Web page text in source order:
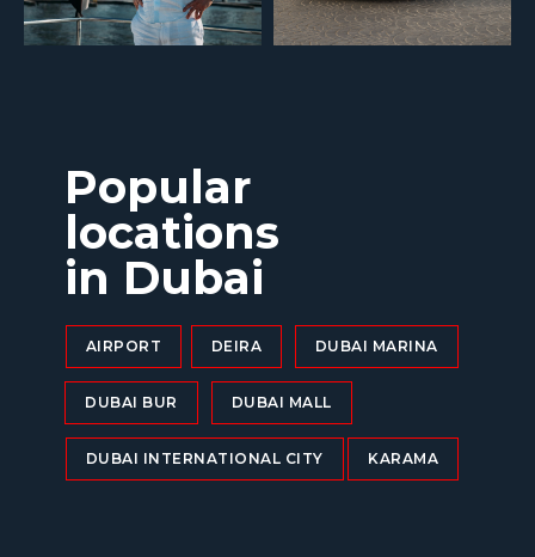
AIRPORT
KARAMA
DUBAI INTERNATIONAL CITY
DUBAI MALL
DUBAI BUR
DUBAI MARINA
DEIRA
Popular
locations
in Dubai